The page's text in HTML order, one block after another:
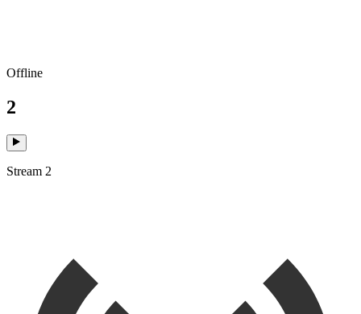
Offline
2
Stream 2